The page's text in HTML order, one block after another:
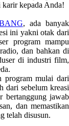
karir kepada Anda!
, ada banyak
ini yakni otak dari
program mampu
dan bahkan di
di industri film,
program mulai dari
dari sebelum kreasi
bertanggung jawab
dan memastikan
telah disusun.